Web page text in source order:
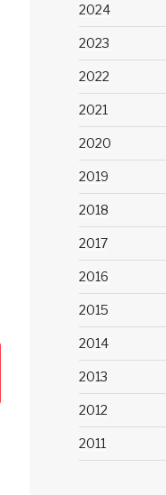
2024
2023
2022
2021
2020
2019
2018
2017
2016
2015
2014
2013
2012
2011